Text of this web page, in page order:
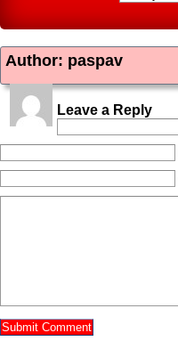
Author: paspav
Leave a Reply